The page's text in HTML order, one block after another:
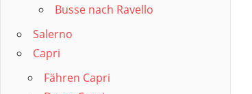
Busse nach Ravello
Salerno
Capri
Fähren Capri